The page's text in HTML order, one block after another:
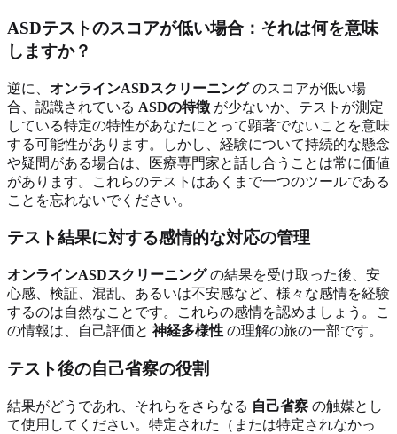
ASDテストのスコアが低い場合：それは何を意味
しますか？
逆に、 オンラインASDスクリーニングのスコアが低い場
合、認識されている ASDの特徴 が少ないか、テストが測定
している特定の特性があなたにとって顕著でないことを意味
する可能性があります。しかし、経験について持続的な懸念
や疑問がある場合は、医療専門家と話し合うことは常に価値
があります。これらのテストはあくまで一つのツールである
ことを忘れないでください。
テスト結果に対する感情的な対応の管理
オンラインASDスクリーニングの結果を受け取った後、安
心感、検証、混乱、あるいは不安感など、様々な感情を経験
するのは自然なことです。これらの感情を認めましょう。こ
の情報は、自己評価と 神経多様性 の理解の旅の一部です。
テスト後の自己省察の役割
結果がどうであれ、それらをさらなる 自己省察 の触媒とし
て使用してください。特定された（または特定されなかっ